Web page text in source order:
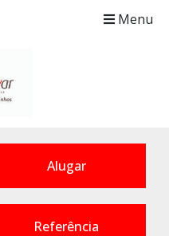
Menu
Alugar
Referência